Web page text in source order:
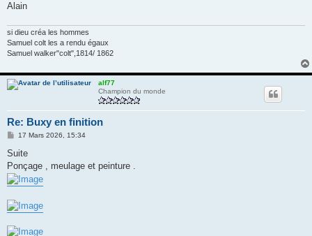
Alain
si dieu créa les hommes
Samuel colt les a rendu égaux
Samuel walker"colt",1814/ 1862
alf77
Champion du monde
Re: Buxy en finition
M
s
a
g
e
17 Mars 2026, 15:34
Suite
Ponçage , meulage et peinture .